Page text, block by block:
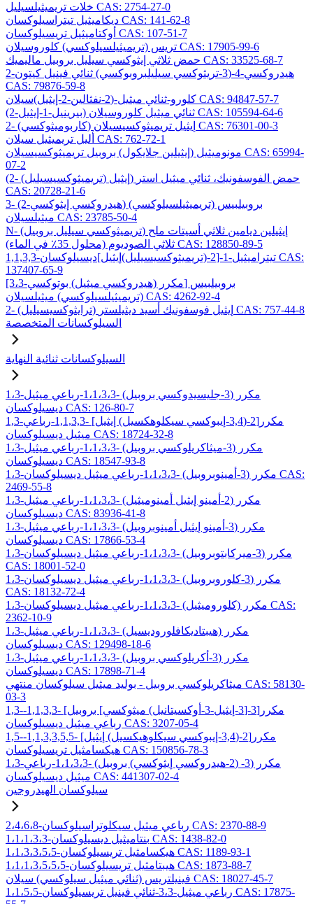
خلات تريميثيلسيليل CAS: 2754-27-0
ديكاميثيل تيتراسيلوكسان CAS: 141-62-8
أوكتاميثيل تريسيلوكسان CAS: 107-51-7
تريس (تريميثيلسيلوكسي) كلوروسيلان CAS: 17905-99-6
حمض ثلاثي إيثوكسي سيليل بروبيل ماليميك CAS: 33525-68-7
2-هيدروكسي-4-(3-تريثوكسي سيليلبروبوكسي) ثنائي فينيل كيتون
CAS: 79876-59-8
كلورو-ثنائي ميثيل-(2-نفثالين-2-إيثيل)سيلان CAS: 94847-57-7
(2-بيرينيل-1-إيثيل) ثنائي ميثيل كلوروسيلان CAS: 105594-64-6
2- (كاربوميثوكسي) إيثيل تريميثوكسيسيلان CAS: 76301-00-3
أليل تريميثيل سيلان CAS: 762-72-1
مونوميثيل (إيثيلين جلايكول) بروبيل تريميثوكسيسيلان CAS: 65994-
07-2
(2- (تريميثوكسيسيليل) إيثيل) حمض الفوسفونيك، ثنائي ميثيل استر
CAS: 20728-21-6
3- (2-هيدروكسي إيثوكسي) بروبيلبيس (تريميثيلسيلوكسي)
ميثيلسيلان CAS: 23785-50-4
N- (تريميثوكسي سيليل بروبيل) إيثيلين ديامين ثلاثي أسيتات ملح
ثلاثي الصوديوم (محلول 35٪ في الماء) CAS: 128850-89-5
1,1,3,3-تيتراميثيل-1-[2-(تريميثوكسيسيليل)إيثيل]ديسيلوكسان CAS:
137407-65-9
[3،3-مكرر (هيدروكسي ميثيل) بوتوكسي] بروبيلبيس
(تريميثيلسيلوكسي) ميثيلسيلان CAS: 4262-92-4
2- (ترايثوكسيسيليل) إيثيل فوسفونيك أسيد ديثيلستر CAS: 757-44-8
السيلوكسانات المتخصصة
السيلوكسانات ثنائية النهاية
1،3-مكرر (3-جليسيدوكسي بروبيل) -1،1،3،3-رباعي ميثيل
ديسيلوكسان CAS: 126-80-7
1,3-مكرر[2-(3,4-إيبوكسي سيكلوهكسيل) إيثيل] -1,1,3,3-رباعي
ميثيل ديسيلوكسان CAS: 18724-32-8
1،3-مكرر (3-ميثاكريلوكسي بروبيل) -1،1،3،3-رباعي ميثيل
ديسيلوكسان CAS: 18547-93-8
1،3-مكرر (3-أمينوبروبيل) -1،1،3،3-رباعي ميثيل ديسيلوكسان CAS:
2469-55-8
1،3-مكرر (2-أمينو إيثيل أمينوميثيل) -1،1،3،3-رباعي ميثيل
ديسيلوكسان CAS: 83936-41-8
1،3-مكرر (3-أمينو إيثيل أمينوبروبيل) -1،1،3،3-رباعي ميثيل
ديسيلوكسان CAS: 17866-53-4
1،3-مكرر (3-ميركابتوبروبيل) -1،1،3،3-رباعي ميثيل ديسيلوكسان
CAS: 18001-52-0
1،3-مكرر (3-كلوروبروبيل) -1،1،3،3-رباعي ميثيل ديسيلوكسان
CAS: 18132-72-4
1،3-مكرر (كلوروميثيل) -1،1،3،3-رباعي ميثيل ديسيلوكسان CAS:
2362-10-9
1،3-مكرر (هيبتاديكافلوروديسيل) -1،1،3،3-رباعي ميثيل
ديسيلوكسان CAS: 129498-18-6
1،3-مكرر (3-أكريلوكسي بروبيل) -1،1،3،3-رباعي ميثيل
ديسيلوكسان CAS: 17898-71-4
ميثاكريلوكسي بروبيل - بوليد ميثيل سيلوكسان منتهي CAS: 58130-
03-3
1,3-مكرر[3-[3-إيثيل-3-أوكسيتانيل) ميثوكسي] بروبيل] -1,1,3,3-
رباعي ميثيل ديسيلوكسان CAS: 3207-05-4
1,5-مكرر[2-(3,4-إيبوكسي سيكلوهيكسيل) إيثيل] -1,1,3,3,5,5-
هيكسامثيل تريسيلوكسان CAS: 150856-78-3
1،3-مكرر (3- (2-هيدروكسي إيثوكسي) بروبيل) -1،1،3،3-رباعي
ميثيل ديسيلوكسان CAS: 441307-02-4
سيلوكسان الهيدروجين
2،4،6،8-رباعي ميثيل سيكلوتراسيلوكسان CAS: 2370-88-9
1،1،1،3،3-بنتاميثيل ديسيلوكسان CAS: 1438-82-0
1،1،3،3،5،5-هيكسامثيل تريسيلوكسان CAS: 1189-93-1
1،1،1،3،5،5،5-هيبتامثيل تريسيلوكسان CAS: 1873-88-7
فينيلتريس (ثنائي ميثيل سيلوكسي) سيلان CAS: 18027-45-7
1،1،5،5-رباعي ميثيل-3،3-ثنائي فينيل تريسيلوكسان CAS: 17875-